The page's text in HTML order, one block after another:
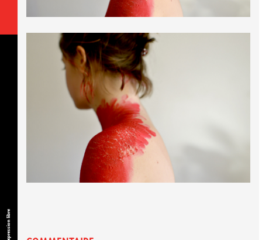
Expression libre